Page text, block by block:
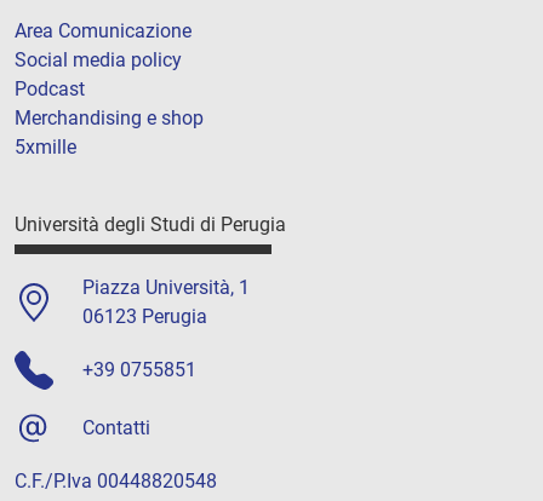
Area Comunicazione
Social media policy
Podcast
Merchandising e shop
5xmille
Università degli Studi di Perugia
Piazza Università, 1
06123 Perugia
+39 0755851
Contatti
C.F./P.Iva 00448820548